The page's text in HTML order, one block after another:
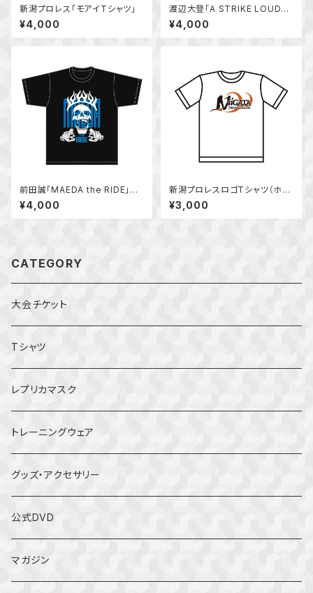
新潟プロレス「モアイTシャツ」
¥4,000
渡辺大登「A STRIKE LOUDER
THAN ANY ENGINE」Tシャツ
¥4,000
前田誠「MAEDA the RIDE」T
シャツ
¥4,000
新潟プロレスロゴTシャツ（ホワ
イト）
¥3,000
CATEGORY
大会チケット
Tシャツ
レプリカマスク
トレーニングウェア
グッズ・アクセサリー
公式DVD
マガジン